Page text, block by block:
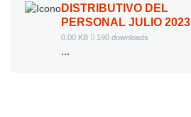
DISTRIBUTIVO DEL
PERSONAL JULIO 2023
0.00 KB 190 downloads
...